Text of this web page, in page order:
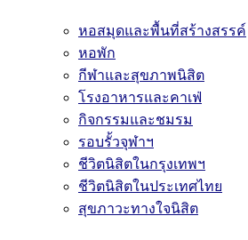
หอสมุดและพื้นที่สร้างสรรค์
หอพัก
กีฬาและสุขภาพนิสิต
โรงอาหารและคาเฟ่
กิจกรรมและชมรม
รอบรั้วจุฬาฯ
ชีวิตนิสิตในกรุงเทพฯ
ชีวิตนิสิตในประเทศไทย
สุขภาวะทางใจนิสิต